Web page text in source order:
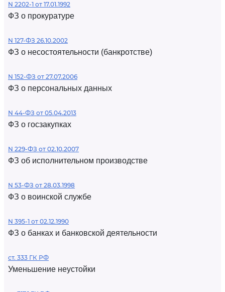
N 2202-1 от 17.01.1992
ФЗ о прокуратуре
N 127-ФЗ 26.10.2002
ФЗ о несостоятельности (банкротстве)
N 152-ФЗ от 27.07.2006
ФЗ о персональных данных
N 44-ФЗ от 05.04.2013
ФЗ о госзакупках
N 229-ФЗ от 02.10.2007
ФЗ об исполнительном производстве
N 53-ФЗ от 28.03.1998
ФЗ о воинской службе
N 395-1 от 02.12.1990
ФЗ о банках и банковской деятельности
ст. 333 ГК РФ
Уменьшение неустойки